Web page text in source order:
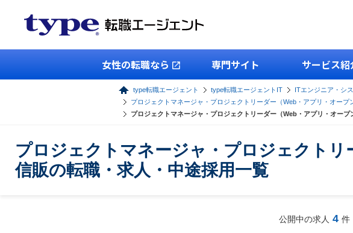
女性の転職なら 専門サイト サービス紹
type転職エージェント type転職エージェントIT ITエンジニア・シ
プロジェクトマネージャ・プロジェクトリーダー（Web・アプリ・オープ
プロジェクトマネージャ・プロジェクトリーダー（Web・アプリ・オー
プロジェクトマネージャ・プロジェクトリ
信販の転職・求人・中途採用一覧
公開中の求人 4 件